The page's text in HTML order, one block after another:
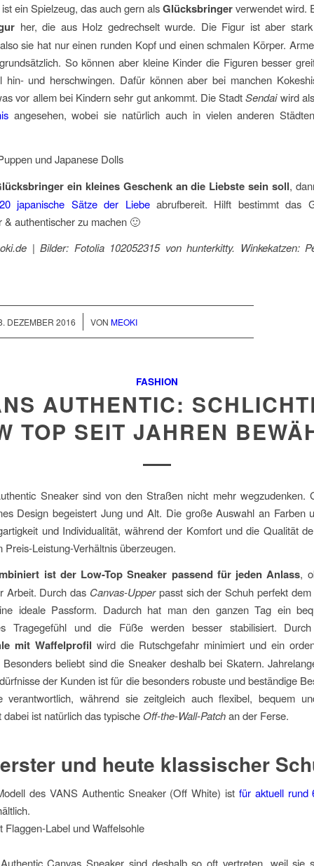
ist ein Spielzeug, das auch gern alsGlücksbringerverwendet wird.
her, die aus Holz gedrechselt wurde. Die Figur ist aber stark
sie hat nur einen runden Kopf und einen schmalen Körper.
So können aber kleine Kinder die Figuren besser
hin- und herschwingen. Dafür können aber bei manchen
vor allem bei Kindern sehr gut ankommt. Die StadtSendaiwird
angesehen, wobei sie natürlich auch in vielen anderen
ein kleines Geschenk an die Liebste sein soll,
japanische Sätze der Liebeabrufbereit. Hilft bestimmt das
& authentischer zu machen 🙂
| Bilder: Fotolia 102052315 von hunterkitty. Winkekatzen:
DEZEMBER 2016
/ VON MEOKI
FASHION
AUTHENTIC:
TOP SEIT JAHREN
Sneaker sind von den Straßen nicht mehr wegzudenken.
Design begeistert Jung und Alt. Die große Auswahl an Farben
und Individualität, während der Komfort und die Qualität
Preis-Leistung-Verhältnis überzeugen.
ist der Low-Top Sneaker passend für jeden Anlass,
Arbeit. Durch das Canvas-Upperpasst sich der Schuh perfekt
ideale Passform. Dadurch hat man den ganzen Tag ein
Tragegefühl und die Füße werden besser stabilisiert.
mit Waffelprofil wird die Rutschgefahr minimiert und ein
Besonders beliebt sind die Sneaker deshalb bei Skatern.
der Kunden ist für die besonders robuste und beständige
verantwortlich, während sie zeitgleich auch flexibel, bequem
dabei ist natürlich das typische Off-the-Wall-Patchan der Ferse.
und heute klassischer
des VANS Authentic Sneaker (Off White) ist für aktuell rund
Canvas Sneaker sind deshalb so oft vertreten, weil sie